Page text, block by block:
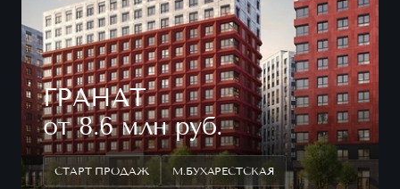
ГРАНАТ
от 8.6 млн руб.
СТАРТ ПРОДАЖ М.БУХАРЕСТСКАЯ